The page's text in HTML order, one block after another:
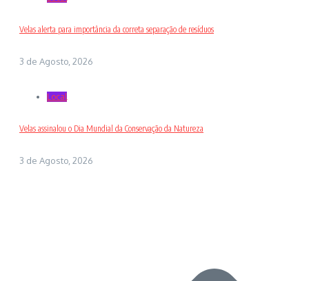
Velas alerta para importância da correta separação de resíduos
3 de Agosto, 2026
Local
Velas assinalou o Dia Mundial da Conservação da Natureza
3 de Agosto, 2026